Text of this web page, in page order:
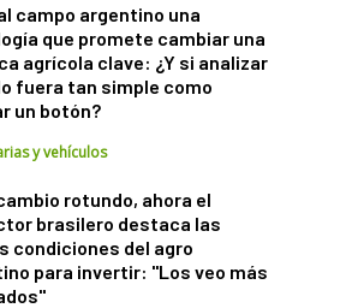
campo argentino una
que promete cambiar una
agrícola clave: ¿Y si analizar
fuera tan simple como
un botón?
y vehículos
rotundo, ahora el
brasilero destaca las
condiciones del agro
para invertir: "Los veo más